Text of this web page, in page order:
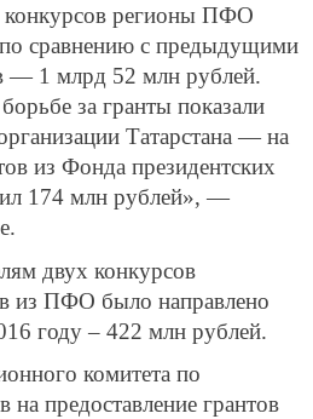
конкурсов регионы ПФО
сравнению с предыдущими
— 1 млрд 52 млн рублей.
за гранты показали
Татарстана — на
из Фонда президентских
174 млн рублей», —
двух конкурсов
из ПФО было направлено
году – 422 млн рублей.
комитета по
предоставление грантов